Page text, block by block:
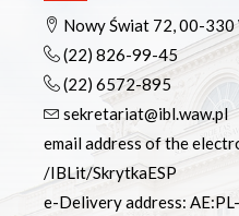
Nowy Świat 72, 00-330
(22) 826-99-45
(22) 6572-895
sekretariat@ibl.waw.pl
email address of the
/IBLit/SkrytkaESP
e-Delivery address: